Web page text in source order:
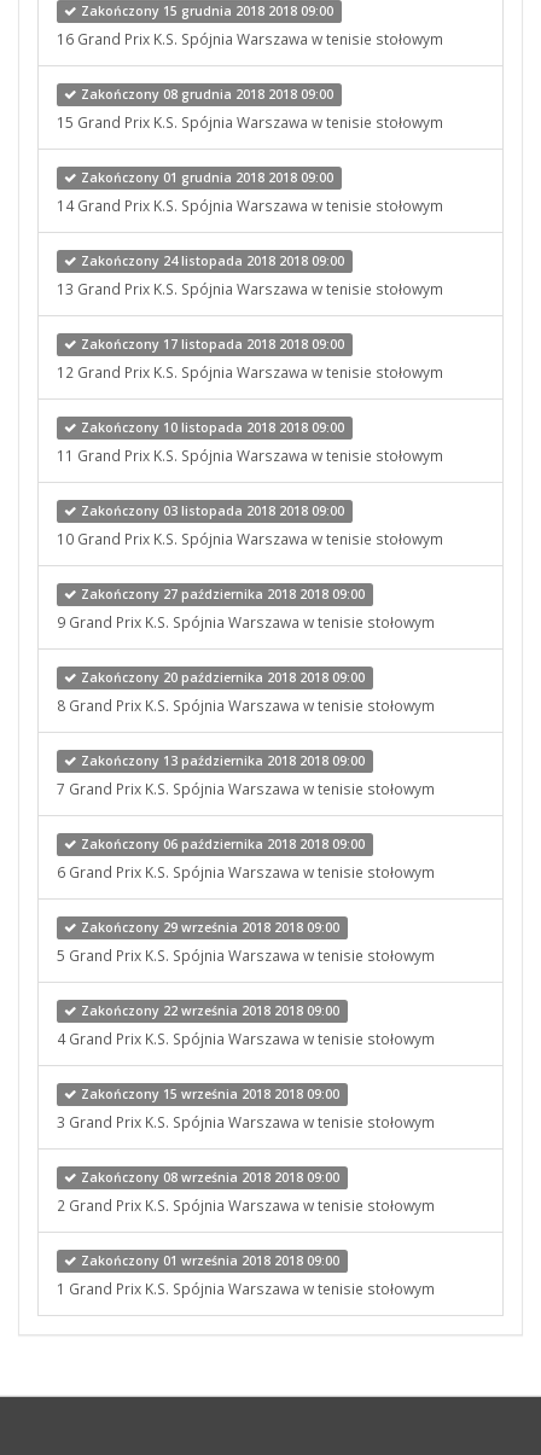
Zakończony 15 grudnia 2018 2018 09:00
16 Grand Prix K.S. Spójnia Warszawa w tenisie stołowym
Zakończony 08 grudnia 2018 2018 09:00
15 Grand Prix K.S. Spójnia Warszawa w tenisie stołowym
Zakończony 01 grudnia 2018 2018 09:00
14 Grand Prix K.S. Spójnia Warszawa w tenisie stołowym
Zakończony 24 listopada 2018 2018 09:00
13 Grand Prix K.S. Spójnia Warszawa w tenisie stołowym
Zakończony 17 listopada 2018 2018 09:00
12 Grand Prix K.S. Spójnia Warszawa w tenisie stołowym
Zakończony 10 listopada 2018 2018 09:00
11 Grand Prix K.S. Spójnia Warszawa w tenisie stołowym
Zakończony 03 listopada 2018 2018 09:00
10 Grand Prix K.S. Spójnia Warszawa w tenisie stołowym
Zakończony 27 października 2018 2018 09:00
9 Grand Prix K.S. Spójnia Warszawa w tenisie stołowym
Zakończony 20 października 2018 2018 09:00
8 Grand Prix K.S. Spójnia Warszawa w tenisie stołowym
Zakończony 13 października 2018 2018 09:00
7 Grand Prix K.S. Spójnia Warszawa w tenisie stołowym
Zakończony 06 października 2018 2018 09:00
6 Grand Prix K.S. Spójnia Warszawa w tenisie stołowym
Zakończony 29 września 2018 2018 09:00
5 Grand Prix K.S. Spójnia Warszawa w tenisie stołowym
Zakończony 22 września 2018 2018 09:00
4 Grand Prix K.S. Spójnia Warszawa w tenisie stołowym
Zakończony 15 września 2018 2018 09:00
3 Grand Prix K.S. Spójnia Warszawa w tenisie stołowym
Zakończony 08 września 2018 2018 09:00
2 Grand Prix K.S. Spójnia Warszawa w tenisie stołowym
Zakończony 01 września 2018 2018 09:00
1 Grand Prix K.S. Spójnia Warszawa w tenisie stołowym